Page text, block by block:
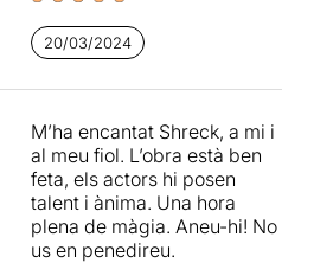
20/03/2024
M’ha encantat Shreck, a mi i
al meu fiol. L’obra està ben
feta, els actors hi posen
talent i ànima. Una hora
plena de màgia. Aneu-hi! No
us en penedireu.